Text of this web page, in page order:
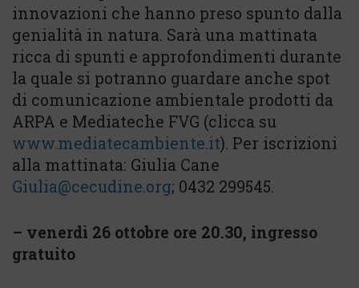
innovazioni che hanno preso spunto dalla
genialità in natura. Sarà una mattinata
ricca di spunti e approfondimenti durante
la quale si potranno guardare anche spot
di comunicazione ambientale prodotti da
ARPA e Mediateche FVG (clicca su
www.mediatecambiente.it). Per iscrizioni
alla mattinata: Giulia Cane
Giulia@cecudine.org; 0432 299545.
– venerdì 26 ottobre ore 20.30, ingresso
gratuito